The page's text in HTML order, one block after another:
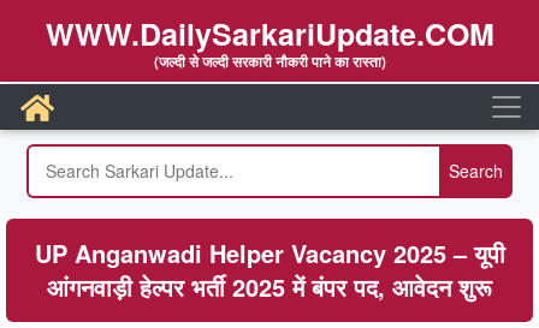
WWW.DailySarkariUpdate.COM
(जल्दी से जल्दी सरकारी नौकरी पाने का रास्ता)
UP Anganwadi Helper Vacancy 2025 – यूपी
आंगनवाड़ी हेल्पर भर्ती 2025 में बंपर पद, आवेदन शुरू